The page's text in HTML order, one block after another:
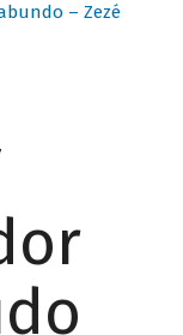
– Zezé